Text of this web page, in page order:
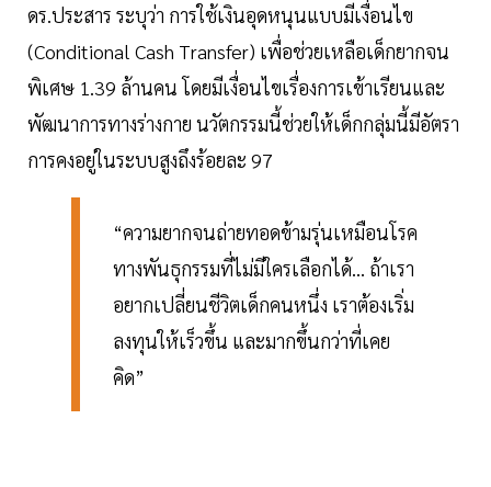
ดร.ประสาร ระบุว่า การใช้เงินอุดหนุนแบบมีเงื่อนไข
(Conditional Cash Transfer) เพื่อช่วยเหลือเด็กยากจน
พิเศษ 1.39 ล้านคน โดยมีเงื่อนไขเรื่องการเข้าเรียนและ
พัฒนาการทางร่างกาย นวัตกรรมนี้ช่วยให้เด็กกลุ่มนี้มีอัตรา
การคงอยู่ในระบบสูงถึงร้อยละ 97
“ความยากจนถ่ายทอดข้ามรุ่นเหมือนโรค
ทางพันธุกรรมที่ไม่มีใครเลือกได้... ถ้าเรา
อยากเปลี่ยนชีวิตเด็กคนหนึ่ง เราต้องเริ่ม
ลงทุนให้เร็วขึ้น และมากขึ้นกว่าที่เคย
คิด”